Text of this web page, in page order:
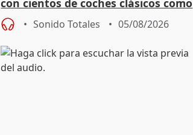
con cientos de coches clásicos como
espectadores
Sonido Totales 05/08/2026